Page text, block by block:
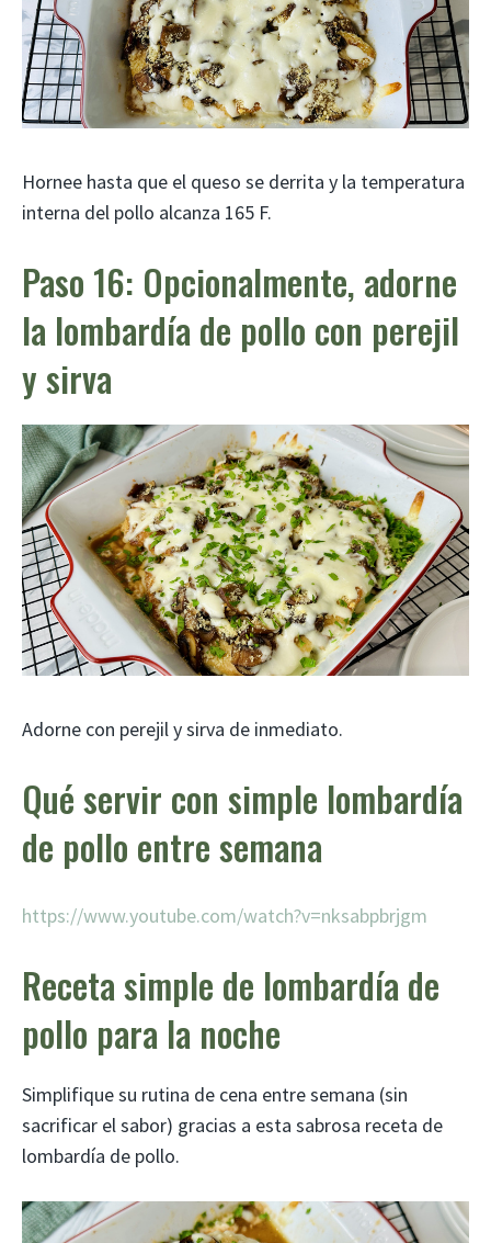
Hornee hasta que el queso se derrita y la temperatura
interna del pollo alcanza 165 F.
Paso 16: Opcionalmente, adorne
la lombardía de pollo con perejil
y sirva
Adorne con perejil y sirva de inmediato.
Qué servir con simple lombardía
de pollo entre semana
https://www.youtube.com/watch?v=nksabpbrjgm
Receta simple de lombardía de
pollo para la noche
Simplifique su rutina de cena entre semana (sin
sacrificar el sabor) gracias a esta sabrosa receta de
lombardía de pollo.